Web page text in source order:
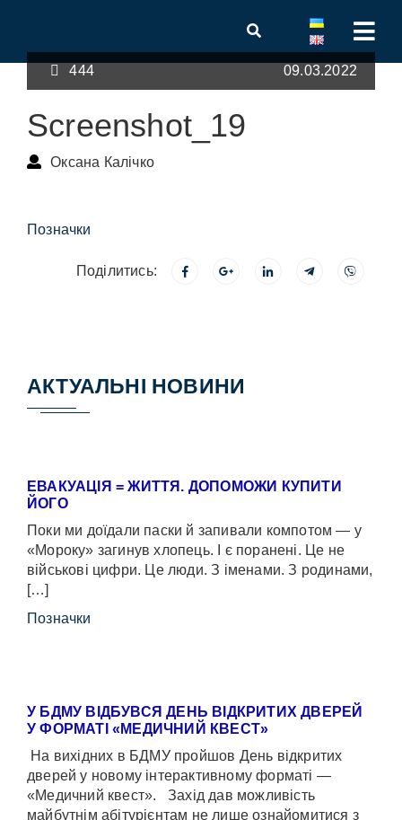
444 09.03.2022
Screenshot_19
Оксана Калічко
Позначки
Поділитись:
АКТУАЛЬНІ НОВИНИ
ЕВАКУАЦІЯ = ЖИТТЯ. ДОПОМОЖИ КУПИТИ
ЙОГО
Поки ми доїдали паски й запивали компотом — у
«Мороку» загинув хлопець. І є поранені. Це не
військові цифри. Це люди. З іменами. З родинами,
[…]
Позначки
У БДМУ ВІДБУВСЯ ДЕНЬ ВІДКРИТИХ ДВЕРЕЙ
У ФОРМАТІ «МЕДИЧНИЙ КВЕСТ»
На вихідних в БДМУ пройшов День відкритих
дверей у новому інтерактивному форматі —
«Медичний квест». Захід дав можливість
майбутнім абітурієнтам не лише ознайомитися з